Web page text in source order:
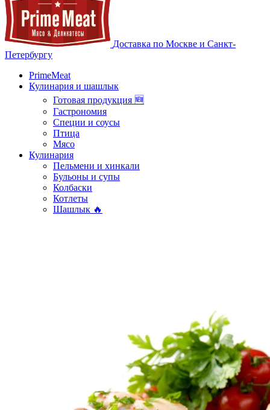
Доставка по Москве и Санкт-
Петербургу
PrimeMeat
Кулинария и шашлык
Готовая продукция 🆕
Гастрономия
Специи и соусы
Птица
Мясо
Кулинария
Пельмени и хинкали
Бульоны и супы
Колбаски
Котлеты
Шашлык 🔥